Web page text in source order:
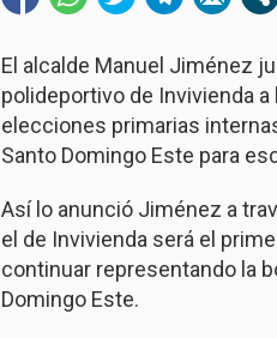
El alcalde Manuel Jiménez
polideportivo de Invivienda
elecciones primarias
Santo Domingo Este para
Así lo anunció Jiménez a
el de Invivienda será el
continuar representando la
Domingo Este.